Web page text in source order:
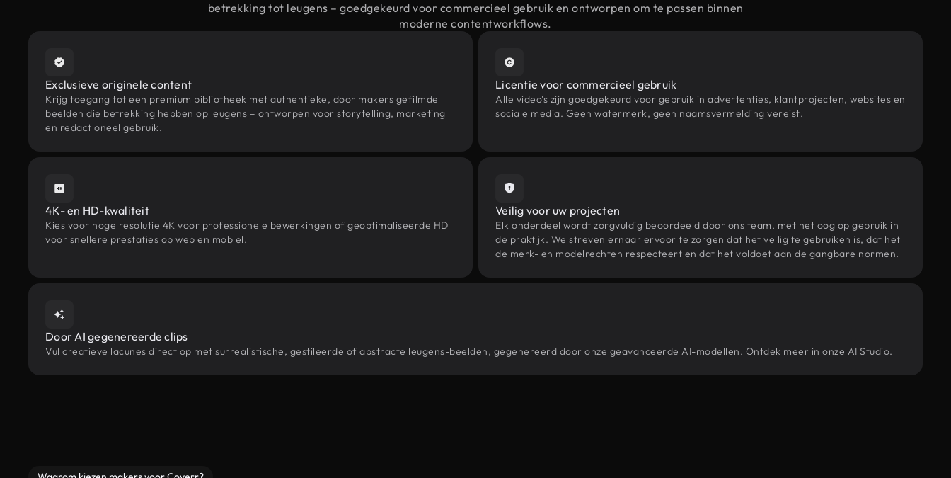
betrekking tot leugens – goedgekeurd voor commercieel gebruik en ontworpen om te passen binnen
moderne contentworkflows.
Exclusieve originele content
Krijg toegang tot een premium bibliotheek met authentieke, door makers gefilmde
beelden die betrekking hebben op leugens – ontworpen voor storytelling, marketing
en redactioneel gebruik.
Licentie voor commercieel gebruik
Alle video's zijn goedgekeurd voor gebruik in advertenties, klantprojecten, websites en
sociale media. Geen watermerk, geen naamsvermelding vereist.
4K- en HD-kwaliteit
Kies voor hoge resolutie 4K voor professionele bewerkingen of geoptimaliseerde HD
voor snellere prestaties op web en mobiel.
Veilig voor uw projecten
Elk onderdeel wordt zorgvuldig beoordeeld door ons team, met het oog op gebruik in
de praktijk. We streven ernaar ervoor te zorgen dat het veilig te gebruiken is, dat het
de merk- en modelrechten respecteert en dat het voldoet aan de gangbare normen.
Door AI gegenereerde clips
Vul creatieve lacunes direct op met surrealistische, gestileerde of abstracte leugens-beelden, gegenereerd door onze geavanceerde AI-modellen. Ontdek meer in onze AI Studio.